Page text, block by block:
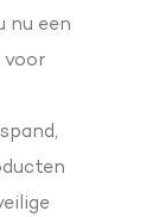
nu een
voor